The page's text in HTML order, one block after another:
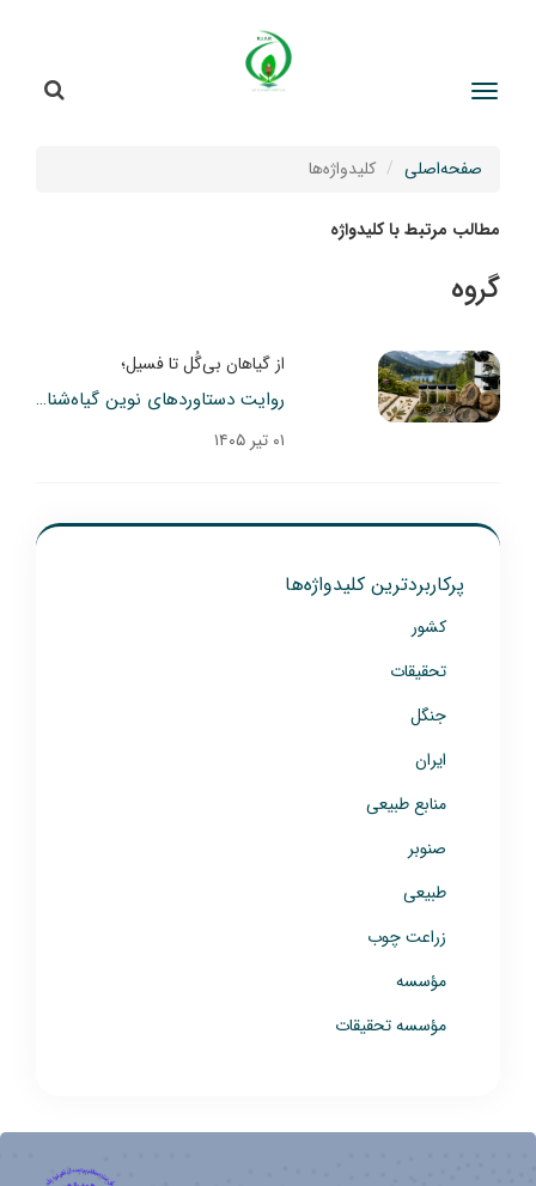
صفحه‌اصلی کلیدواژه‌ها
مطالب مرتبط با کلیدواژه
گروه
از گیاهان بی‌گُل تا فسیل؛
روایت دستاوردهای نوین گیاه‌شناسان ایران
۰۱ تیر ۱۴۰۵
پرکاربردترین کلیدواژه‌ها
کشور
تحقیقات
جنگل
ایران
منابع طبیعی
صنوبر
طبیعی
زراعت چوب
مؤسسه
مؤسسه تحقیقات